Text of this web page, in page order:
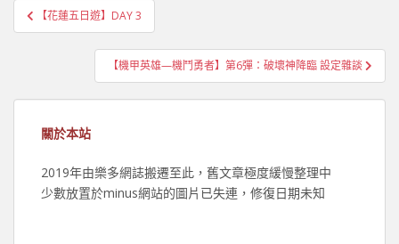
文
章
【花蓮五日遊】DAY 3
【機甲英雄—機鬥勇者】第6彈：破壞神降臨 設定雜談
關於本站
2019年由樂多網誌搬遷至此，舊文章極度緩慢整理中
少數放置於minus網站的圖片已失連，修復日期未知